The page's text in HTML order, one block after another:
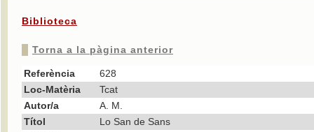
Biblioteca
Torna a la pàgina anterior
Referència
628
Loc-Matèria
Tcat
Autor/a
A. M.
Títol
Lo San de Sans